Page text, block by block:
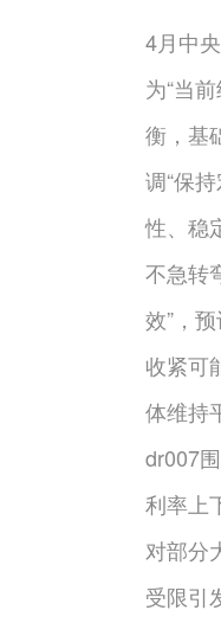
4月中
为“当
衡，基
调“保
性、稳
不急转
效”，
收紧可
体维持
dr007
利率上
对部分
受限引